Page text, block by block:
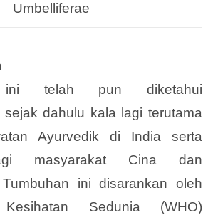
Umbelliferae
ini telah pun diketahui
sejak dahulu kala lagi terutama
Ayurvedik di India serta
masyarakat Cina dan
ini disarankan oleh
Kesihatan Sedunia (WHO)